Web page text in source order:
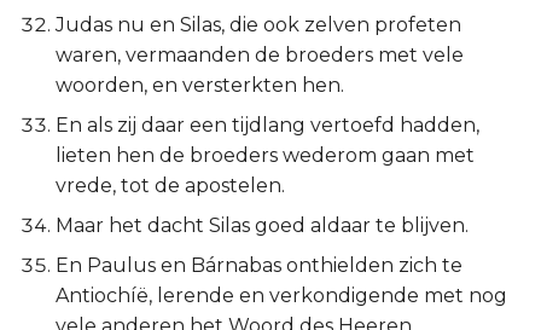
Judas nu en Silas, die ook zelven profeten
waren, vermaanden de broeders met vele
woorden, en versterkten hen.
En als zij daar een tijdlang vertoefd hadden,
lieten hen de broeders wederom gaan met
vrede, tot de apostelen.
Maar het dacht Silas goed aldaar te blijven.
En Paulus en Bárnabas onthielden zich te
Antiochíë, lerende en verkondigende met nog